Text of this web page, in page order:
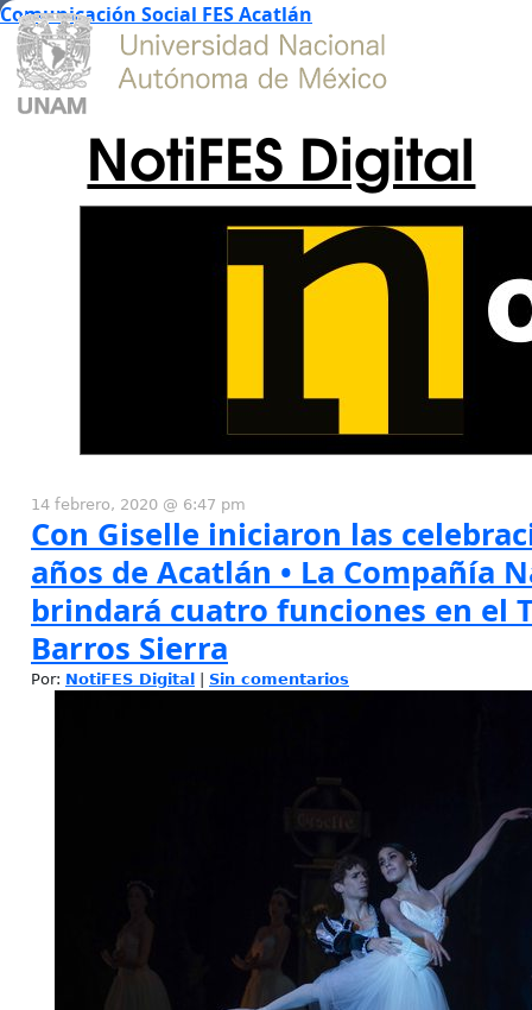
Comunicación Social FES Acatlán
NotiFES Digital
14 febrero, 2020 @ 6:47 pm
Con Giselle iniciaron las
años de Acatlán • La Compañía
brindará cuatro funciones en el
Barros Sierra
Por: NotiFES Digital Sin comentarios